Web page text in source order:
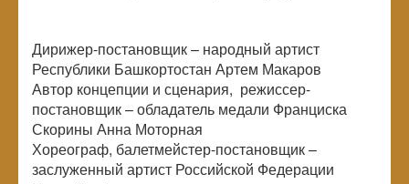
Дирижер-постановщик – народный артист
Республики Башкортостан Артем Макаров
Автор концепции и сценария, режиссер-
постановщик – обладатель медали Франциска
Скорины Анна Моторная
Хореограф, балетмейстер-постановщик –
заслуженный артист Российской Федерации